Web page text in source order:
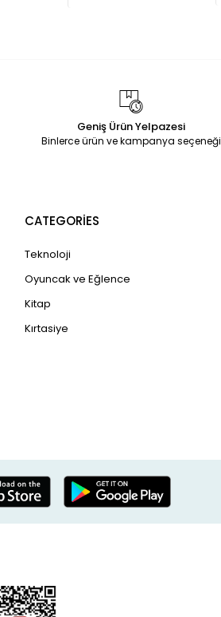
Geniş Ürün Yelpazesi
Binlerce ürün ve kampanya seçeneği
CATEGORİES
Teknoloji
Oyuncak ve Eğlence
Kitap
Kırtasiye